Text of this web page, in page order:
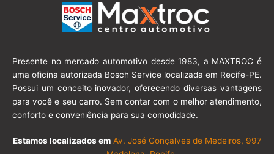
Presente no mercado automotivo desde 1983, a MAXTROC é
uma oficina autorizada Bosch Service localizada em Recife-PE.
Possui um conceito inovador, oferecendo diversas vantagens
para você e seu carro. Sem contar com o melhor atendimento,
conforto e conveniência para sua comodidade.
Estamos localizados em Av. José Gonçalves de Medeiros, 997